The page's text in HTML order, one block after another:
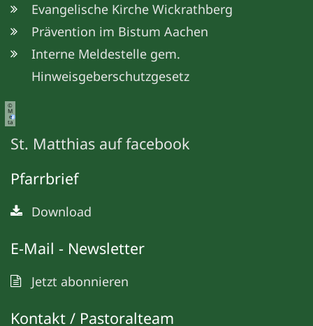
Evangelische Kirche Wickrathberg
Prävention im Bistum Aachen
Interne Meldestelle gem.
Hinweisgeberschutzgesetz
©
M
e
ta
St. Matthias auf facebook
Pfarrbrief
Download
E-Mail - Newsletter
Jetzt abonnieren
Kontakt / Pastoralteam